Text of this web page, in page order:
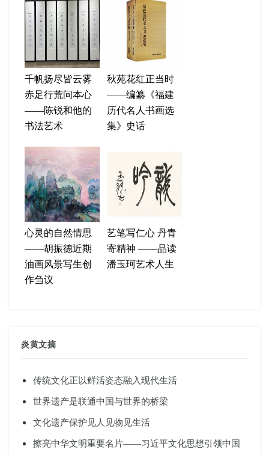
千帆扬尽皆云雾
赤足行荒问本心
——陈锐和他的
书法艺术
秋苑花红正当时
——编纂《福建
历代名人书画选
集》史话
心灵的自然情思
——胡振德近期
油画风景写生创
作刍议
艺笔写仁心 丹青
寄精神 ——品读
潘玉珂艺术人生
炎黄文摘
传统文化正以鲜活姿态融入现代生活
世界遗产是联通中国与世界的桥梁
文化遗产保护见人见物见生活
擦亮中华文明重要名片——习近平文化思想引领中国